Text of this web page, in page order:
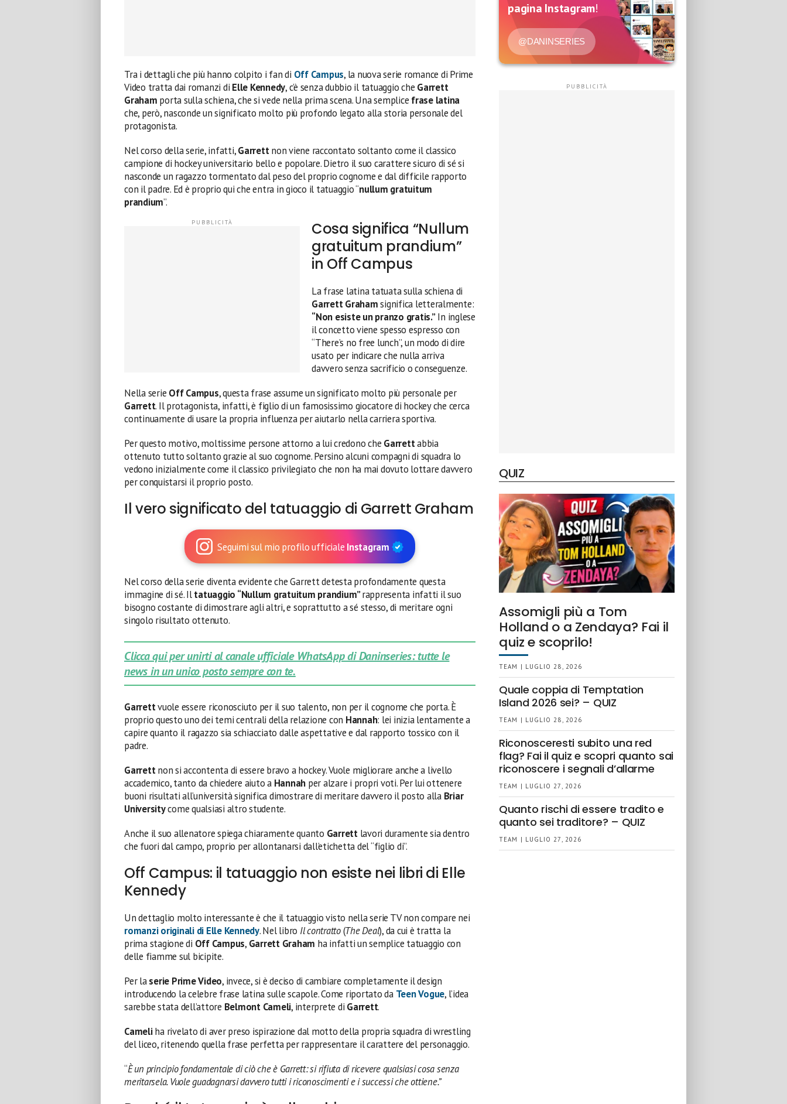
Tra i dettagli che più hanno colpito i fan di Off Campus, la nuova serie romance di Prime
Video tratta dai romanzi di Elle Kennedy, c’è senza dubbio il tatuaggio che Garrett
Graham porta sulla schiena, che si vede nella prima scena. Una semplice frase latina
che, però, nasconde un significato molto più profondo legato alla storia personale del
protagonista.
Nel corso della serie, infatti,Garrettnon viene raccontato soltanto come il classico
campione di hockey universitario bello e popolare. Dietro il suo carattere sicuro di sé si
nasconde un ragazzo tormentato dal peso del proprio cognome e dal difficile rapporto
con il padre. Ed è proprio qui che entra in gioco il tatuaggio “nullum gratuitum
prandium”.
Cosa significa “Nullum
gratuitum prandium”
in Off Campus
La frase latina tatuata sulla schiena di
Garrett Grahamsignifica letteralmente:
“Non esiste un pranzo gratis.”In inglese
il concetto viene spesso espresso con
“There’s no free lunch”, un modo di dire
usato per indicare che nulla arriva
davvero senza sacrificio o conseguenze.
Nella serie Off Campus, questa frase assume un significato molto più personale per
Garrett. Il protagonista, infatti, è figlio di un famosissimo giocatore di hockey che cerca
continuamente di usare la propria influenza per aiutarlo nella carriera sportiva.
Per questo motivo, moltissime persone attorno a lui credono che Garrettabbia
ottenuto tutto soltanto grazie al suo cognome. Persino alcuni compagni di squadra lo
vedono inizialmente come il classico privilegiato che non ha mai dovuto lottare davvero
per conquistarsi il proprio posto.
Il vero significato del tatuaggio di Garrett Graham
Seguimi sul mio profilo ufficiale Instagram
Nel corso della serie diventa evidente che Garrett detesta profondamente questa
immagine di sé. Iltatuaggio “Nullum gratuitum prandium”rappresenta infatti il suo
bisogno costante di dimostrare agli altri, e soprattutto a sé stesso, di meritare ogni
singolo risultato ottenuto.
Clicca qui per unirti al canale ufficiale WhatsApp di Daninseries: tutte le
news in un unico posto sempre con te.
Garrettvuole essere riconosciuto per il suo talento, non per il cognome che porta. È
proprio questo uno dei temi centrali della relazione con Hannah: lei inizia lentamente a
capire quanto il ragazzo sia schiacciato dalle aspettative e dal rapporto tossico con il
padre.
Garrettnon si accontenta di essere bravo a hockey. Vuole migliorare anche a livello
accademico, tanto da chiedere aiuto a Hannah per alzare i propri voti. Per lui ottenere
buoni risultati all’università significa dimostrare di meritare davvero il posto alla Briar
Universitycome qualsiasi altro studente.
Anche il suo allenatore spiega chiaramente quanto Garrettlavori duramente sia dentro
che fuori dal campo, proprio per allontanarsi dall’etichetta del “figlio di”.
Off Campus: il tatuaggio non esiste nei libri di Elle
Kennedy
Un dettaglio molto interessante è che il tatuaggio visto nella serie TV non compare nei
romanzi originali di Elle Kennedy. Nel libro Il contratto(The Deal), da cui è tratta la
prima stagione di Off Campus, Garrett Graham ha infatti un semplice tatuaggio con
delle fiamme sul bicipite.
Per laserie Prime Video, invece, si è deciso di cambiare completamente il design
introducendo la celebre frase latina sulle scapole. Come riportato da Teen Vogue, l’idea
sarebbe stata dell’attore Belmont Cameli, interprete di Garrett.
Cameliha rivelato di aver preso ispirazione dal motto della propria squadra di wrestling
del liceo, ritenendo quella frase perfetta per rappresentare il carattere del personaggio.
“È un principio fondamentale di ciò che è Garrett: si rifiuta di ricevere qualsiasi cosa senza
meritarsela. Vuole guadagnarsi davvero tutti i riconoscimenti e i successi che ottiene.”
pagina Instagram!
@DANINSERIES
QUIZ
Assomigli più a Tom
Holland o a Zendaya? Fai il
quiz e scoprilo!
TEAM | LUGLIO 28, 2026
Quale coppia di Temptation
Island 2026 sei? – QUIZ
TEAM | LUGLIO 28, 2026
Riconosceresti subito una red
flag? Fai il quiz e scopri quanto sai
riconoscere i segnali d’allarme
TEAM | LUGLIO 27, 2026
Quanto rischi di essere tradito e
quanto sei traditore? – QUIZ
TEAM | LUGLIO 27, 2026